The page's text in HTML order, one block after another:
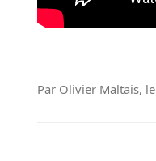
Par Olivier Maltais, le